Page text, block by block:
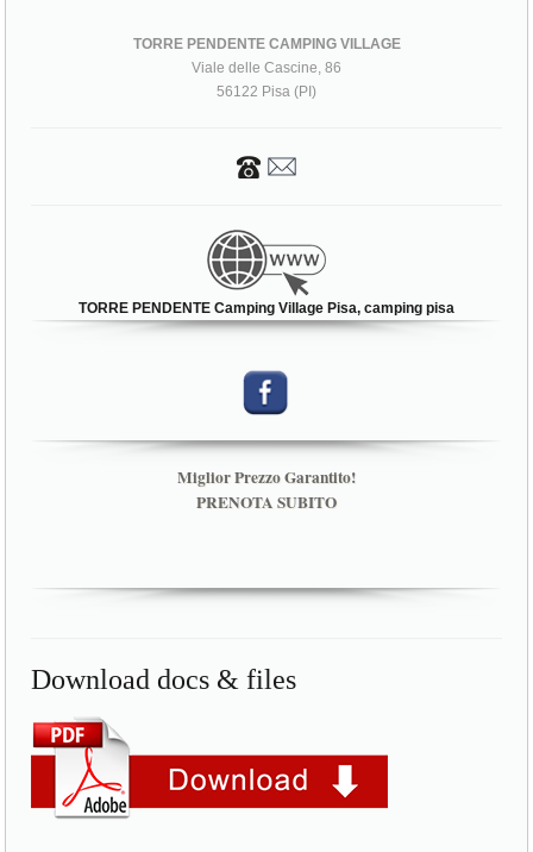
TORRE PENDENTE CAMPING VILLAGE
Viale delle Cascine, 86
56122 Pisa (PI)
TORRE PENDENTE Camping Village Pisa, camping pisa
Miglior Prezzo Garantito!
PRENOTA SUBITO
Download docs & files